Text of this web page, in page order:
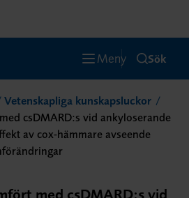
Meny Sök
Vetenskapliga kunskapsluckor
csDMARD:s vid ankyloserande
av cox-hämmare avseende